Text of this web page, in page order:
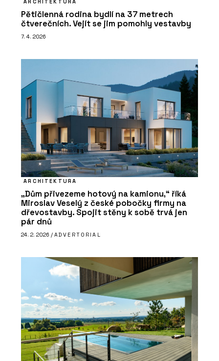
ARCHITEKTURA
Pětičlenná rodina bydlí na 37 metrech
čtverečních. Vejít se jim pomohly vestavby
7. 4. 2026
ARCHITEKTURA
„Dům přivezeme hotový na kamionu,“ říká
Miroslav Veselý z české pobočky firmy na
dřevostavby. Spojit stěny k sobě trvá jen
pár dnů
24. 2. 2026 / ADVERTORIAL